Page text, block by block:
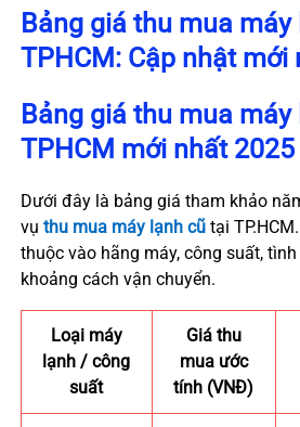
Bảng giá thu mua
TPHCM: Cập nhật
Bảng giá thu mua máy
TPHCM mới nhất 2025
Dưới đây là bảng giá tham khảo
vụ thu mua máy lạnh cũtại
thuộc vào hãng máy, công suất,
khoảng cách vận chuyển.
Loại máy
lạnh / công
suất
Giá thu
mua ước
tính (VNĐ)